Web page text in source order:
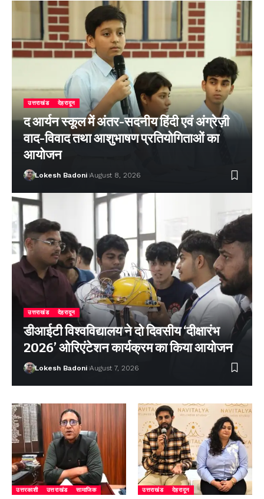
उत्तराखंड देहरादून
द आर्यन स्कूल में अंतर-सदनीय हिंदी एवं अंग्रेज़ी
वाद-विवाद तथा आशुभाषण प्रतियोगिताओं का
आयोजन
Lokesh Badoni August 8, 2026
उत्तराखंड देहरादून
डीआईटी विश्वविद्यालय ने दो दिवसीय ‘दीक्षारंभ
2026’ ओरिएंटेशन कार्यक्रम का किया आयोजन
Lokesh Badoni August 7, 2026
उत्तरकाशी उत्तराखंड सामाजिक उत्तराखंड देहरादून